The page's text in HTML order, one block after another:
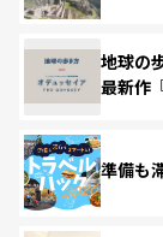
地球の
最新作
準備も